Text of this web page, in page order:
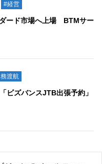
#経営
ード市場へ上場 BTMサー
渡航
ビズバンスJTB出張予約」